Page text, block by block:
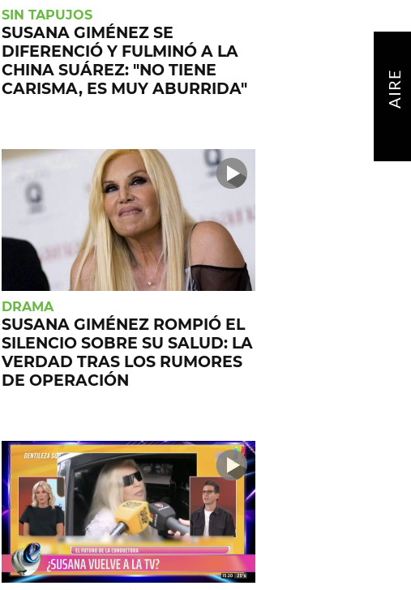
SIN TAPUJOS
SUSANA GIMÉNEZ SE
DIFERENCIÓ Y FULMINÓ A LA
CHINA SUÁREZ: "NO TIENE
CARISMA, ES MUY ABURRIDA"
DRAMA
SUSANA GIMÉNEZ ROMPIÓ EL
SILENCIO SOBRE SU SALUD: LA
VERDAD TRAS LOS RUMORES
DE OPERACIÓN
AIRE